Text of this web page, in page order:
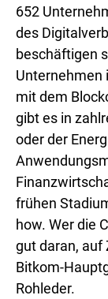
652
des
beschäftigen
Unternehmen
mit dem
gibt es in
oder der
frühen
how. Wer die
gut daran, auf
Bitkom-
Rohleder.